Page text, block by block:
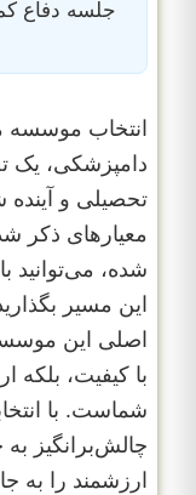
جلسه دفاع
انتخاب موسسه
دامپزشکی، یک
تحصیلی و
معیارهای ذکر
شده، می‌توانید
این مسیر
اصلی این
با کیفیت،
شماست. با
چالش‌برانگیز
ارزشمند را به